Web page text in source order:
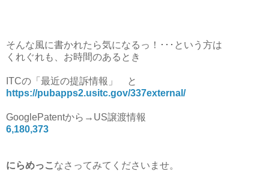
そんな風に書かれたら気になるっ！･･･という方は
くれぐれも、お時間のあるとき
ITCの「最近の提訴情報」 と
https://pubapps2.usitc.gov/337external/
GooglePatentから→US譲渡情報
6,180,373
にらめっこ なさってみてくださいませ。